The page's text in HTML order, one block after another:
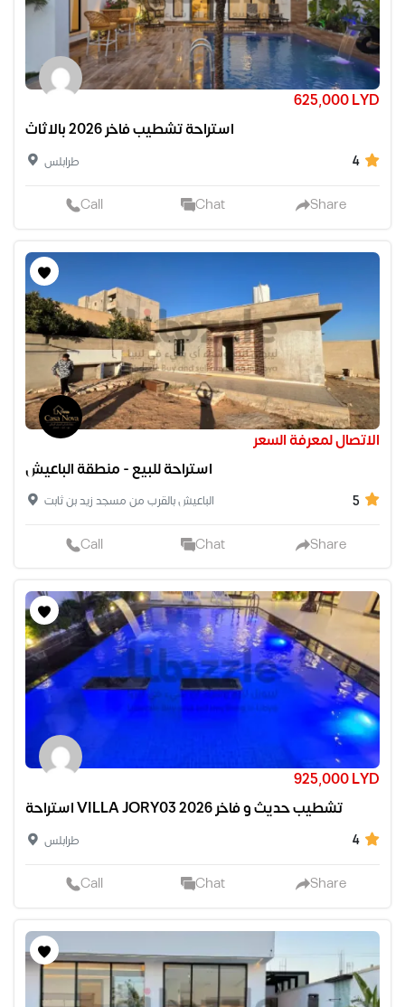
625,000 LYD
استراحة تشطيب فاخر 2026 بالاثاث
طرابلس 4
Call Chat Share
الاتصال لمعرفة السعر
استراحة للبيع - منطقة الباعيش
الباعيش بالقرب من مسجد زيد بن ثابت 5
Call Chat Share
925,000 LYD
استراحة VILLA JORY03 تشطيب حديث و فاخر 2026
طرابلس 4
Call Chat Share